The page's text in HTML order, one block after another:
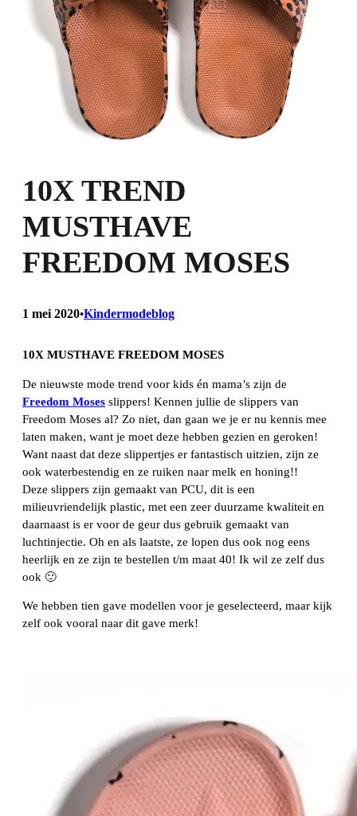
10X TREND
MUSTHAVE
FREEDOM MOSES
1 mei 2020•Kindermodeblog
10X MUSTHAVE FREEDOM MOSES
De nieuwste mode trend voor kids én mama’s zijn de
Freedom Moses slippers! Kennen jullie de slippers van
Freedom Moses al? Zo niet, dan gaan we je er nu kennis mee
laten maken, want je moet deze hebben gezien en geroken!
Want naast dat deze slippertjes er fantastisch uitzien, zijn ze
ook waterbestendig en ze ruiken naar melk en honing!!
Deze slippers zijn gemaakt van PCU, dit is een
milieuvriendelijk plastic, met een zeer duurzame kwaliteit en
daarnaast is er voor de geur dus gebruik gemaakt van
luchtinjectie. Oh en als laatste, ze lopen dus ook nog eens
heerlijk en ze zijn te bestellen t/m maat 40! Ik wil ze zelf dus
ook 🙂
We hebben tien gave modellen voor je geselecteerd, maar kijk
zelf ook vooral naar dit gave merk!